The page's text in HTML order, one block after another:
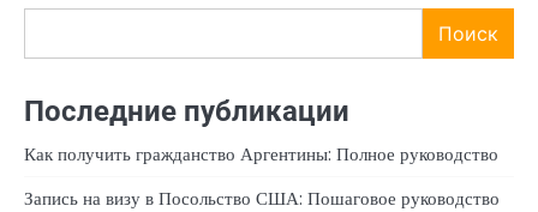
Поиск
Последние публикации
Как получить гражданство Аргентины: Полное руководство
Запись на визу в Посольство США: Пошаговое руководство